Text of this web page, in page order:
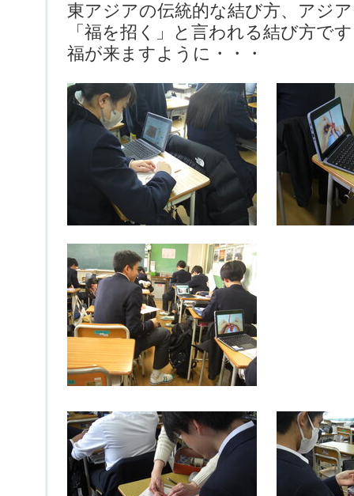
東アジアの伝統的な結び方、アジ
「福を招く」と言われる結び方で
福が来ますように・・・